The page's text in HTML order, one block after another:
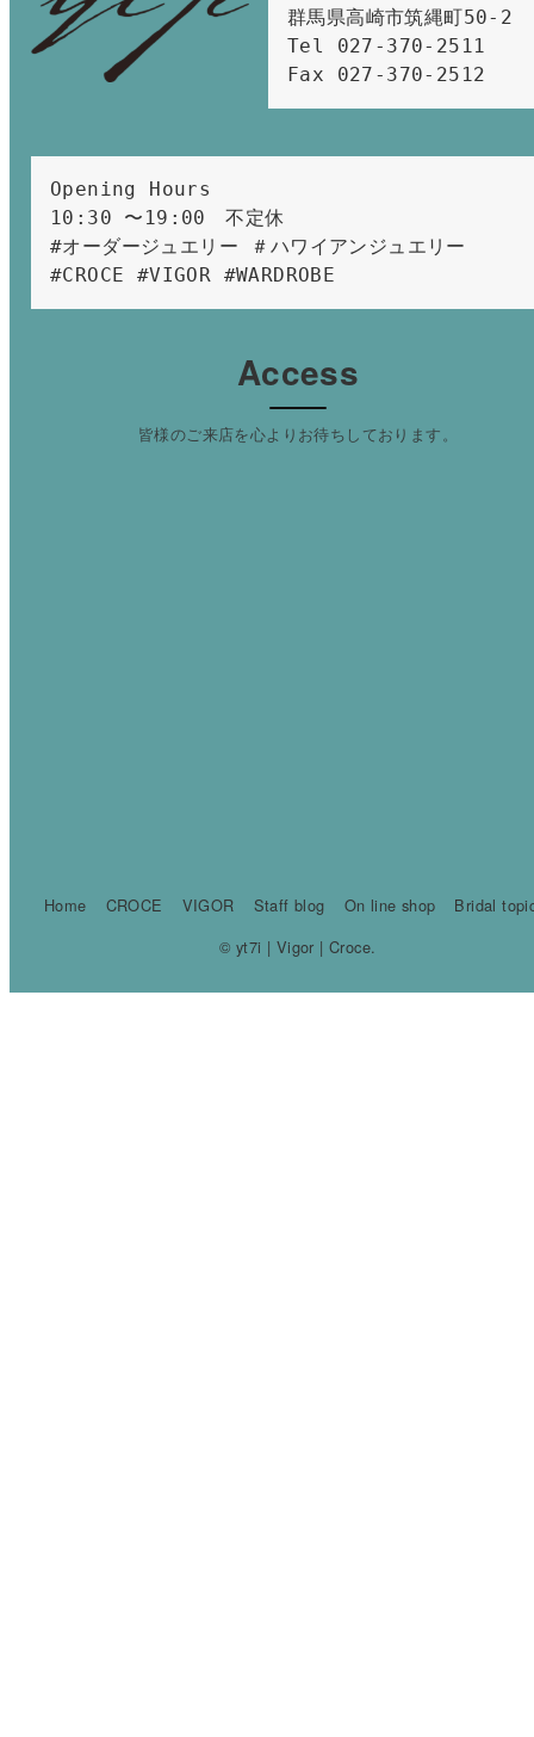
群馬県高崎市筑縄町50-2
Tel 027-370-2511
Fax 027-370-2512
Opening Hours
10:30 〜19:00　不定休
#オーダージュエリー ＃ハワイアンジュエリー
#CROCE #VIGOR #WARDROBE
Access
皆様のご来店を心よりお待ちしております。
Home CROCE VIGOR Staff blog On line shop
Bridal
© yt7i | Vigor | Croce.